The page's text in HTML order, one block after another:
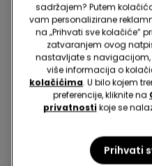
sadržajem? Putem
vam personalizirane
na „Prihvati sve kolačiće”
zatvaranjem ovog
nastavljate s navigacijom,
više informacija o
kolačićima. U bilo kojem
preferencije, kliknite na
privatnosti koje se
Prihvati